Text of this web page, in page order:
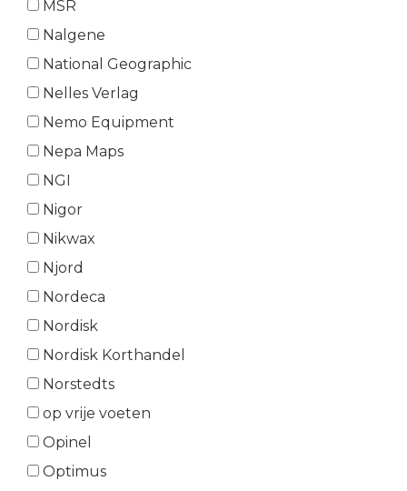
MSR
Nalgene
National Geographic
Nelles Verlag
Nemo Equipment
Nepa Maps
NGI
Nigor
Nikwax
Njord
Nordeca
Nordisk
Nordisk Korthandel
Norstedts
op vrije voeten
Opinel
Optimus